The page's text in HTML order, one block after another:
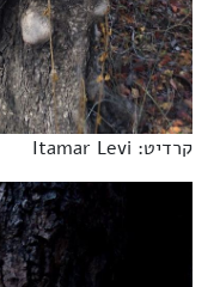
קרדיט: Itamar Levi